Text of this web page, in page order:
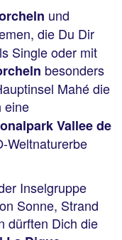
und
die Du Dir
Single oder mit
besonders
Mahé die
eine
Vallee de
Weltnaturerbe
Inselgruppe
Sonne, Strand
dürften Dich die